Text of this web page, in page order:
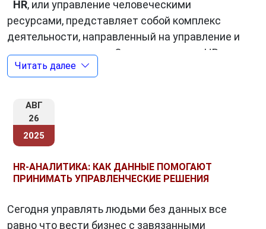
HR, или управление человеческими
ресурсами, представляет собой комплекс
деятельности, направленный на управление и
развитие персонала. Основная задача HR-
отдела – обеспечить компанию
сотрудниками, способными эффективно
выполнять поставленные задачи.
Роль HR включает в себя следующие
Подбор и найм персонала. HR-специалисты
проведение собеседований и оценку их
Читать далее
АВГ
26
2025
HR-АНАЛИТИКА: КАК ДАННЫЕ ПОМОГАЮТ
ПРИНИМАТЬ УПРАВЛЕНЧЕСКИЕ РЕШЕНИЯ
Сегодня управлять людьми без данных все
равно что вести бизнес с завязанными